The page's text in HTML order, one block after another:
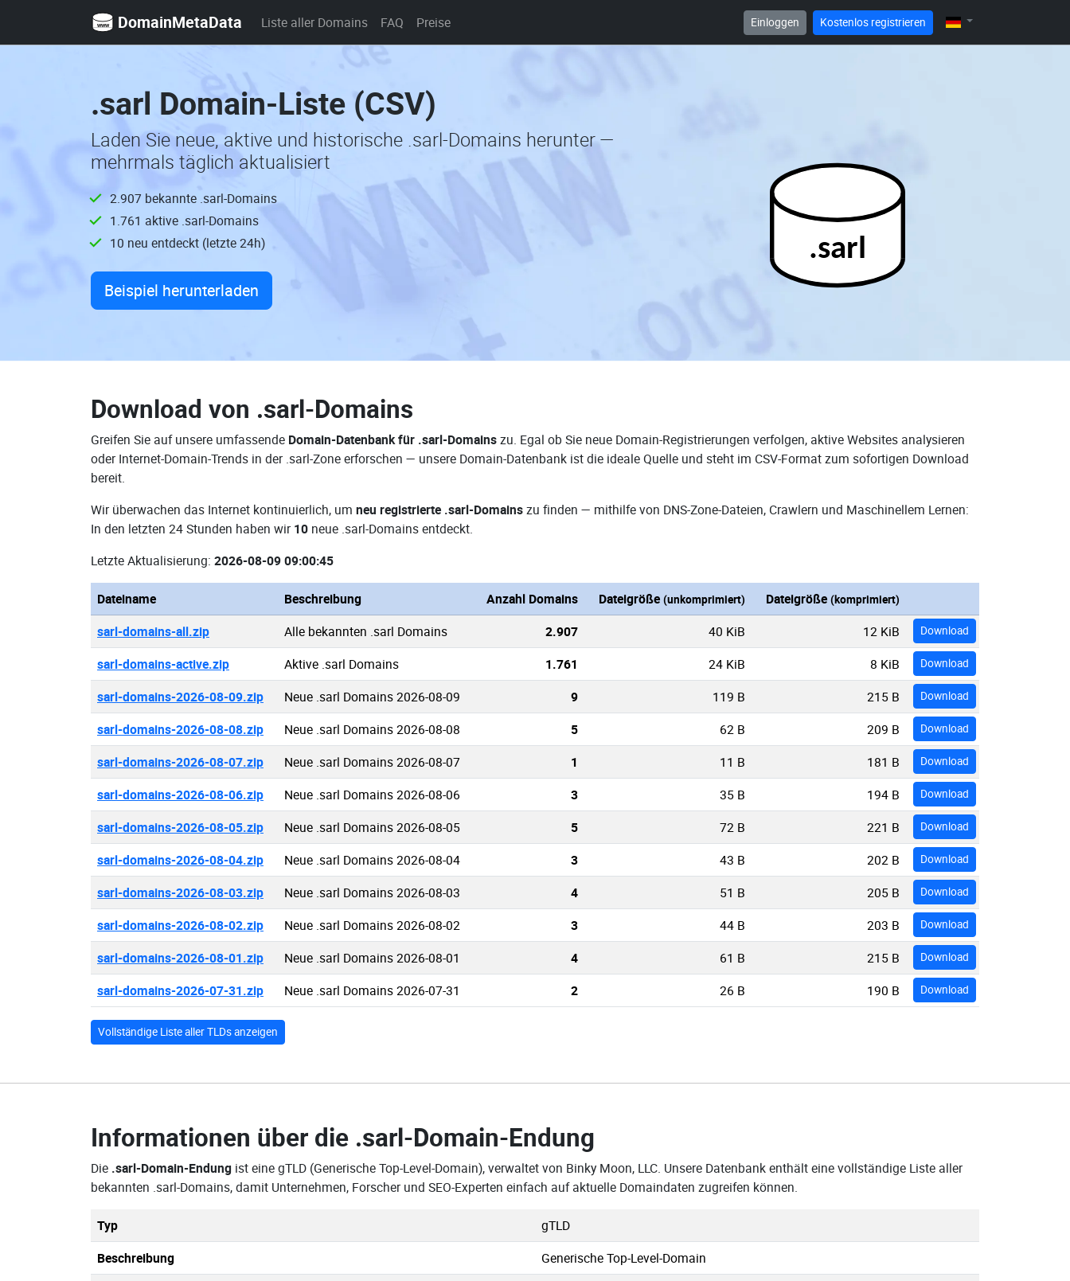
DomainMetaData Liste aller Domains FAQ Preise Einloggen Kostenlos registrieren
.sarl Domain-Liste (CSV)
Laden Sie neue, aktive und historische .sarl-Domains herunter —
mehrmals täglich aktualisiert
2.907 bekannte .sarl-Domains
1.761 aktive .sarl-Domains
10 neu entdeckt (letzte 24h)
Beispiel herunterladen
.sarl
Download von .sarl-Domains
Greifen Sie auf unsere umfassende Domain-Datenbank für .sarl-Domainszu. Egal ob Sie neue Domain-Registrierungen verfolgen, aktive Websites analysieren
oder Internet-Domain-Trends in der .sarl-Zone erforschen — unsere Domain-Datenbank ist die ideale Quelle und steht im CSV-Format zum sofortigen Download
bereit.
Wir überwachen das Internet kontinuierlich, um neu registrierte .sarl-Domainszu finden — mithilfe von DNS-Zone-Dateien, Crawlern und Maschinellem Lernen:
In den letzten 24 Stunden haben wir 10 neue .sarl-Domains entdeckt.
Letzte Aktualisierung: 2026-08-09 09:00:45
Dateiname Beschreibung Anzahl Domains Dateigröße (unkomprimiert) Dateigröße (komprimiert)
sarl-domains-all.zip Alle bekannten .sarl Domains 2.907 40 KiB 12 KiB Download
sarl-domains-active.zip Aktive .sarl Domains 1.761 24 KiB 8 KiB Download
sarl-domains-2026-08-09.zip Neue .sarl Domains 2026-08-09 9 119 B 215 B Download
sarl-domains-2026-08-08.zip Neue .sarl Domains 2026-08-08 5 62 B 209 B Download
sarl-domains-2026-08-07.zip Neue .sarl Domains 2026-08-07 1 11 B 181 B Download
sarl-domains-2026-08-06.zip Neue .sarl Domains 2026-08-06 3 35 B 194 B Download
sarl-domains-2026-08-05.zip Neue .sarl Domains 2026-08-05 5 72 B 221 B Download
sarl-domains-2026-08-04.zip Neue .sarl Domains 2026-08-04 3 43 B 202 B Download
sarl-domains-2026-08-03.zip Neue .sarl Domains 2026-08-03 4 51 B 205 B Download
sarl-domains-2026-08-02.zip Neue .sarl Domains 2026-08-02 3 44 B 203 B Download
sarl-domains-2026-08-01.zip Neue .sarl Domains 2026-08-01 4 61 B 215 B Download
sarl-domains-2026-07-31.zip Neue .sarl Domains 2026-07-31 2 26 B 190 B Download
Vollständige Liste aller TLDs anzeigen
Informationen über die .sarl-Domain-Endung
Die .sarl-Domain-Endung ist eine gTLD (Generische Top-Level-Domain), verwaltet von Binky Moon, LLC. Unsere Datenbank enthält eine vollständige Liste aller
bekannten .sarl-Domains, damit Unternehmen, Forscher und SEO-Experten einfach auf aktuelle Domaindaten zugreifen können.
Typ
gTLD
Beschreibung
Generische Top-Level-Domain